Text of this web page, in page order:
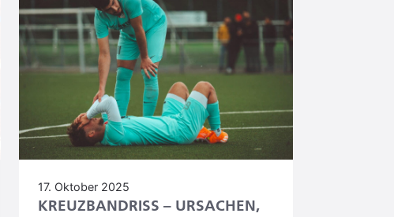
17. Oktober 2025
KREUZBANDRISS – URSACHEN,